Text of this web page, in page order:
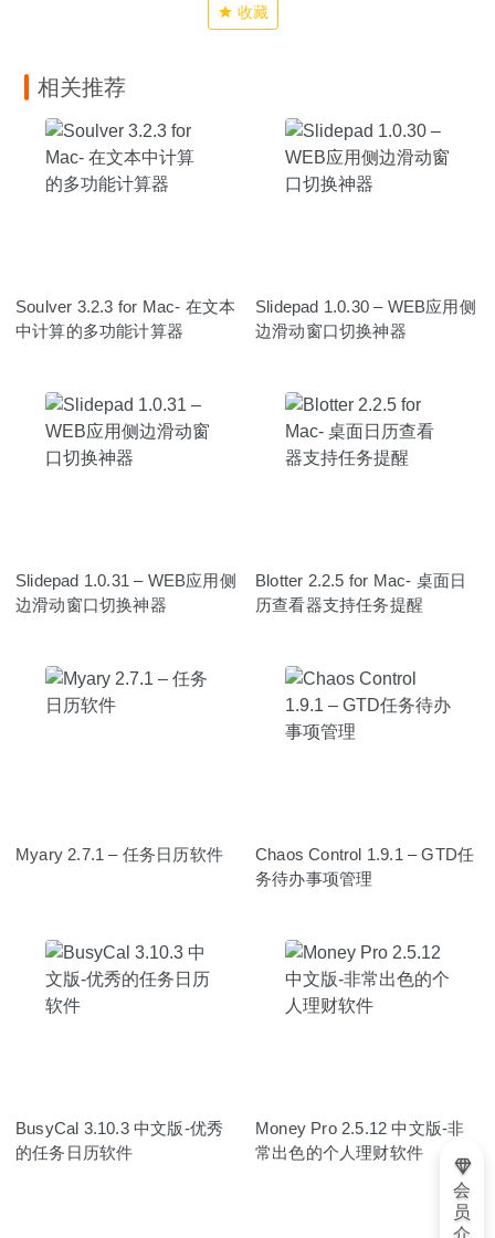
收藏
相关推荐
Soulver 3.2.3 for Mac- 在文本
中计算的多功能计算器
Slidepad 1.0.30 – WEB应用侧
边滑动窗口切换神器
Slidepad 1.0.31 – WEB应用侧
边滑动窗口切换神器
Blotter 2.2.5 for Mac- 桌面日
历查看器支持任务提醒
Myary 2.7.1 – 任务日历软件
Chaos Control 1.9.1 – GTD任
务待办事项管理
BusyCal 3.10.3 中文版-优秀
的任务日历软件
Money Pro 2.5.12 中文版-非
常出色的个人理财软件
会
员
介